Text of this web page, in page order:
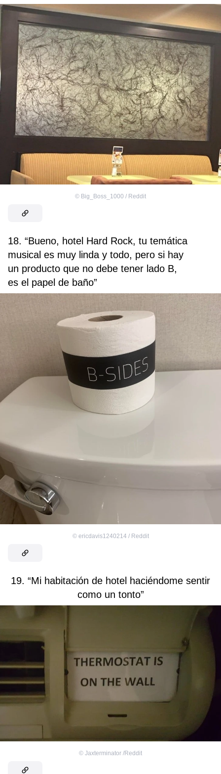
© Big_Boss_1000 / Reddit
18. “Bueno, hotel Hard Rock, tu temática
musical es muy linda y todo, pero si hay
un producto que no debe tener lado B,
es el papel de baño”
© ericdavis1240214 / Reddit
19. “Mi habitación de hotel haciéndome sentir
como un tonto”
© Jaxterminator /Reddit